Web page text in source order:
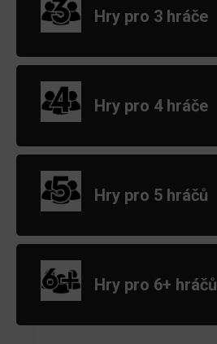
Hry pro 3 hráče
Hry pro 4 hráče
Hry pro 5 hráčů
Hry pro 6+ hráčů